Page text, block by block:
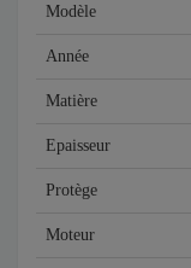
Modèle
Année
Matière
Epaisseur
Protège
Moteur